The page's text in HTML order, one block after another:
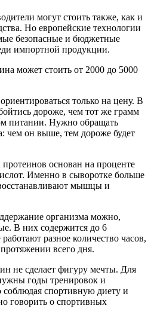
могут стоить также, как и
Но европейские технологии
безопасные и бюджетные
импортной продукции.
может стоить от 2000 до 5000
только на цену. В
дороже, чем тот же грамм
питании. Нужно обращать
чем он выше, тем дороже будет
основан на проценте
Именно в сыворотке больше
мышцы и
организма можно,
В них содержится до 6
разное количество часов,
всего дня.
не сделает фигуру мечты. Для
годы тренировок и
соблюдая спортивную диету и
говорить о спортивных